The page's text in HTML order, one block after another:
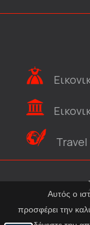
Αυτός ο
προσφέρει την